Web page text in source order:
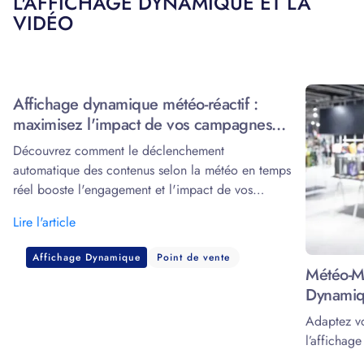
VIDÉO
Affichage dynamique météo-réactif :
maximisez l'impact de vos campagnes
grâce à la data
Découvrez comment le déclenchement
automatique des contenus selon la météo en temps
réel booste l'engagement et l'impact de vos
Lire l'article
Affichage Dynamique Point de vente
Météo-
Adaptez